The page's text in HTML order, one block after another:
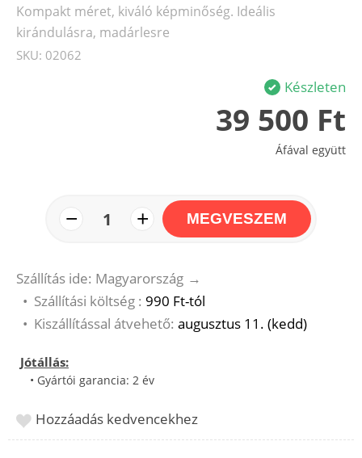
Kompakt méret, kiváló képminőség. Ideális
kirándulásra, madárlesre
SKU: 02062
Készleten
39 500 Ft
Áfával együtt
− 1 + MEGVESZEM
Szállítás ide: Magyarország →
• Szállítási költség : 990 Ft-tól
• Kiszállítással átvehető: augusztus 11. (kedd)
Jótállás:
• Gyártói garancia: 2 év
Hozzáadás kedvencekhez